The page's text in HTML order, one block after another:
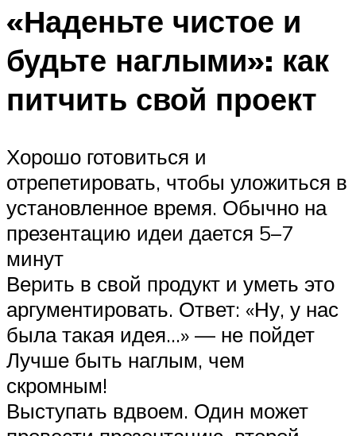
«Наденьте чистое и
будьте наглыми»: как
питчить свой проект
Хорошо готовиться и
отрепетировать, чтобы уложиться в
установленное время. Обычно на
презентацию идеи дается 5–7
минут
Верить в свой продукт и уметь это
аргументировать. Ответ: «Ну, у нас
была такая идея…» — не пойдет
Лучше быть наглым, чем
скромным!
Выступать вдвоем. Один может